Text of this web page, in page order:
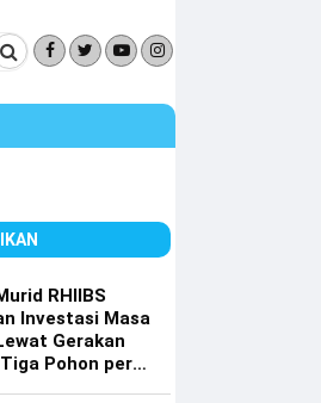
RHIIBS
Investasi Masa
Gerakan
Pohon per